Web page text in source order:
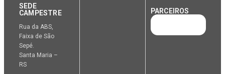
SEDE
CAMPESTRE
Rua da ABS,
Faixa de São
Sepé.
Santa Maria –
RS
PARCEIROS